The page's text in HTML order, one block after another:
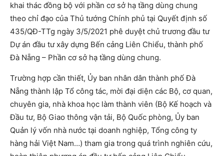
khai thác đồng bộ với phần cơ sở hạ tầng dùng chung
theo chỉ đạo của Thủ tướng Chính phủ tại Quyết định số
435/QĐ-TTg ngày 3/5/2021 phê duyệt chủ trương đầu tư
Dự án đầu tư xây dựng Bến cảng Liên Chiểu, thành phố
Đà Nẵng – Phần cơ sở hạ tầng dùng chung.
Trường hợp cần thiết, Ủy ban nhân dân thành phố Đà
Nẵng thành lập Tổ công tác, mời đại diện các Bộ, cơ quan,
chuyên gia, nhà khoa học làm thành viên (Bộ Kế hoạch và
Đầu tư, Bộ Giao thông vận tải, Bộ Quốc phòng, Ủy ban
Quản lý vốn nhà nước tại doanh nghiệp, Tổng công ty
hàng hải Việt Nam…) tham gia trong quá trình nghiên cứu,